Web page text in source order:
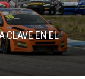
CLAVE EN EL